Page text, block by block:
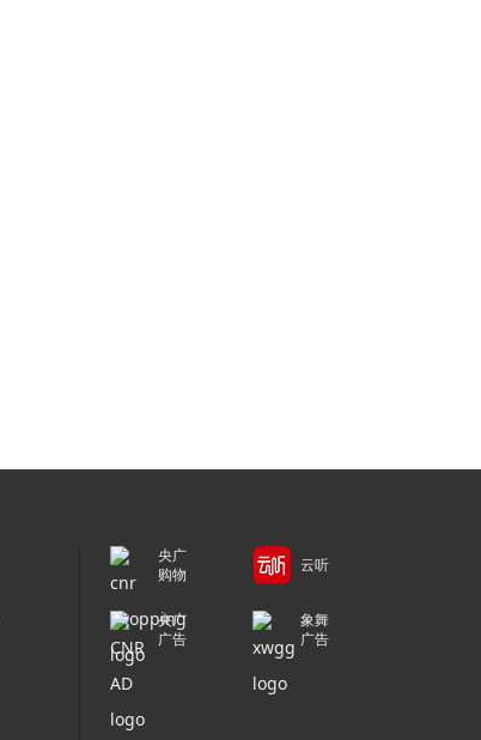
央广
购物
云听
央广
广告
象舞
广告